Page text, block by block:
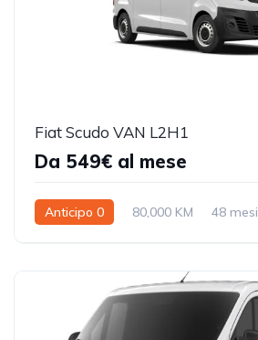
Fiat Scudo VAN L2H1
Da 549€ al mese
Anticipo 0 80,000 KM 48 mesi